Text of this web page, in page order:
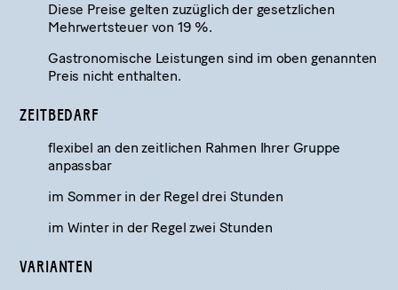
Diese Preise gelten zuzüglich der gesetzlichen
Mehrwertsteuer von 19 %.
Gastronomische Leistungen sind im oben genannten
Preis nicht enthalten.
ZEITBEDARF
flexibel an den zeitlichen Rahmen Ihrer Gruppe
anpassbar
im Sommer in der Regel drei Stunden
im Winter in der Regel zwei Stunden
VARIANTEN